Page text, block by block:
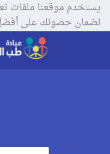
لضمان حصولك على